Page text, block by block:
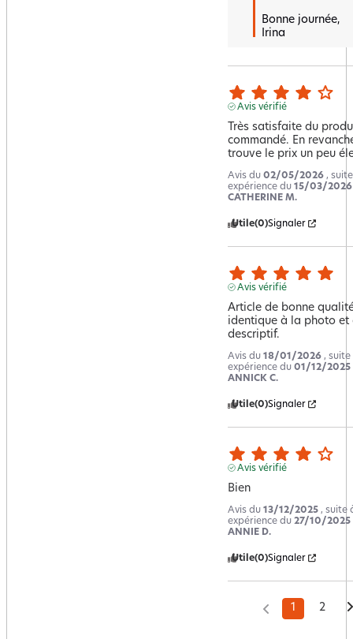
Bonne journée,
Irina
Avis vérifié
Très satisfaite du
commandé. En
trouve le prix un peu
Avis du 02/05/2026 ,
expérience du 15/03/2026
CATHERINE M.
Utile(0)Signaler
Avis vérifié
Article de bonne
identique à la photo et
descriptif.
Avis du 18/01/2026 , suite
expérience du 01/12/2025
ANNICK C.
Utile(0)Signaler
Avis vérifié
Bien
Avis du 13/12/2025 , suite
expérience du 27/10/2025
ANNIE D.
Utile(0)Signaler
1 2